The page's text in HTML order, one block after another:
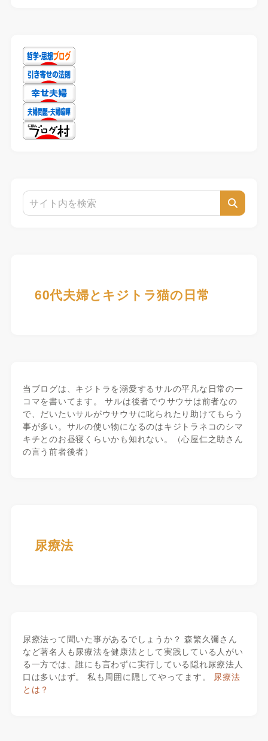
60代夫婦とキジトラ猫の日常
当ブログは、キジトラを溺愛するサルの平凡な日常の一
コマを書いてます。 サルは後者でウサウサは前者なの
で、だいたいサルがウサウサに叱られたり助けてもらう
事が多い。サルの使い物になるのはキジトラネコのシマ
キチとのお昼寝くらいかも知れない。（心屋仁之助さん
の言う前者後者）
尿療法
尿療法って聞いた事があるでしょうか？ 森繁久彌さん
など著名人も尿療法を健康法として実践している人がい
る一方では、誰にも言わずに実行している隠れ尿療法人
口は多いはず。 私も周囲に隠してやってます。 尿療法
とは？